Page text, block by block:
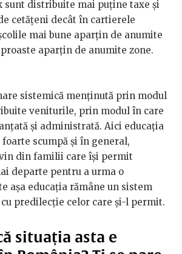
sunt distribuite mai puține taxe și
cetățeni decât în cartierele
mai bune aparțin de anumite
aparțin de anumite zone.
sistemică menținută prin modul
veniturile, prin modul în care
și administrată. Aici educația
scumpă și în general,
din familii care își permit
departe pentru a urma o
așa educația rămâne un sistem
predilecție celor care și-l permit.
situația asta e